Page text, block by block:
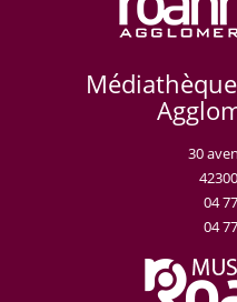
30
04
04